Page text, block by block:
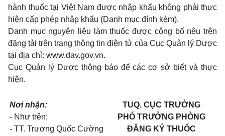
hành thuốc tại Việt Nam được nhập khẩu không phải thực
hiện cấp phép nhập khẩu (Danh mục đính kèm).
Danh mục nguyên liệu làm thuốc được công bố nêu trên
đăng tải trên trang thông tin điện tử của Cục Quản lý Dược
tại địa chỉ: www.dav.gov.vn.
Cục Quản lý Dược thông báo để các cơ sở biết và thực
hiện.
Nơi nhận:
- Như trên;
- TT. Trương Quốc Cường
TUQ. CỤC TRƯỞNG
PHÓ TRƯỞNG PHÒNG
ĐĂNG KÝ THUỐC